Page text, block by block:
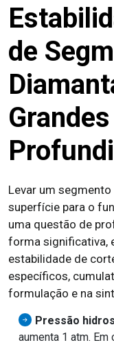
de
Grandes
Levar um
superfície para o
uma questão de
forma significativa,
estabilidade de
específicos,
formulação e na
Pressão
aumenta 1 atm.